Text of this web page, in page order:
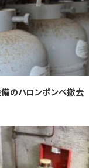
のハロンボンベ撤去